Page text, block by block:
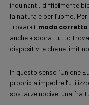
inquinanti, difficilmente
la natura e per l’uomo.
trovare il modo
anche e soprattutto
dispositivi e che ne
In questo senso l’Unione
proprio a impedire
sostanze nocive, una fra